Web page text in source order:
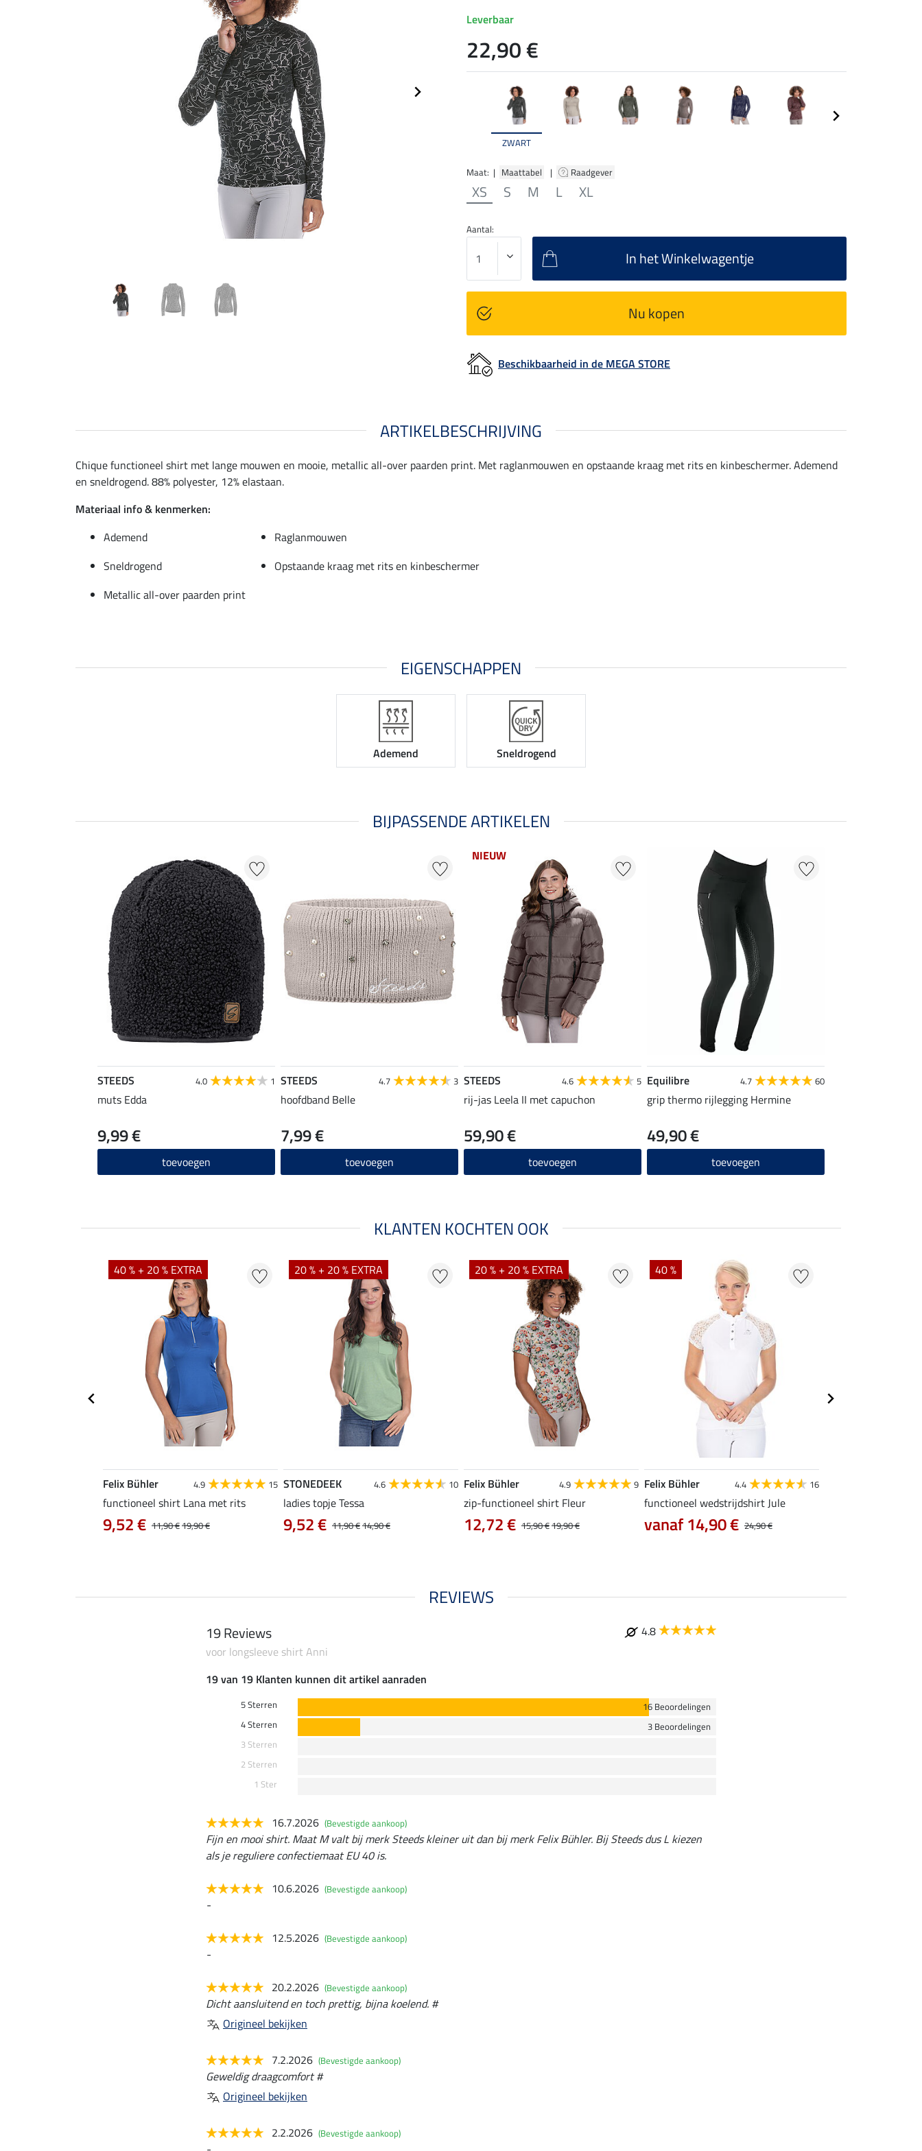
ZWART
Maat: | Maattabel | Raadgever
XS S M L XL
Leverbaar
22,90 €
Aantal:
In het Winkelwagentje
Nu kopen
Beschikbaarheid in de MEGA STORE
ARTIKELBESCHRIJVING
Chique functioneel shirt met lange mouwen en mooie, metallic all-over paarden print. Met raglanmouwen en opstaande kraag met rits en kinbeschermer. Ademend
en sneldrogend. 88% polyester, 12% elastaan.
Materiaal info & kenmerken:
Ademend
Raglanmouwen
Sneldrogend
Opstaande kraag met rits en kinbeschermer
Metallic all-over paarden print
EIGENSCHAPPEN
Ademend Sneldrogend
BIJPASSENDE ARTIKELEN
STEEDS 4.0 1
muts Edda
9,99 €
toevoegen
STEEDS 4.7 3
hoofdband Belle
7,99 €
toevoegen
NIEUW
STEEDS 4.6 5
rij-jas Leela II met capuchon
59,90 €
toevoegen
Equilibre 4.7 60
grip thermo rijlegging Hermine
49,90 €
toevoegen
KLANTEN KOCHTEN OOK
40 % + 20 % EXTRA
Felix Bühler 4.9 15
functioneel shirt Lana met rits
11,90 €19,90 €
9,52 €
20 % + 20 % EXTRA
STONEDEEK 4.6 10
ladies topje Tessa
11,90 €14,90 €
9,52 €
20 % + 20 % EXTRA
Felix Bühler 4.9 9
zip-functioneel shirt Fleur
15,90 €19,90 €
12,72 €
40 %
Felix Bühler 4.4 16
functioneel wedstrijdshirt Jule
24,90 €
vanaf 14,90 €
REVIEWS
19 Reviews
4.8
voor longsleeve shirt Anni
19 van 19 Klanten kunnen dit artikel aanraden
5 Sterren
16 Beoordelingen
4 Sterren
3 Beoordelingen
3 Sterren
2 Sterren
1 Ster
16.7.2026 (Bevestigde aankoop)
Fijn en mooi shirt. Maat M valt bij merk Steeds kleiner uit dan bij merk Felix Bühler. Bij Steeds dus L kiezen
als je reguliere confectiemaat EU 40 is.
10.6.2026 (Bevestigde aankoop)
-
12.5.2026 (Bevestigde aankoop)
-
20.2.2026 (Bevestigde aankoop)
Dicht aansluitend en toch prettig, bijna koelend. #
Origineel bekijken
7.2.2026 (Bevestigde aankoop)
Geweldig draagcomfort #
Origineel bekijken
2.2.2026 (Bevestigde aankoop)